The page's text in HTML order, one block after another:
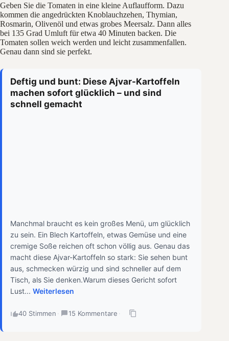
Geben Sie die Tomaten in eine kleine Auflaufform. Dazu
kommen die angedrückten Knoblauchzehen, Thymian,
Rosmarin, Olivenöl und etwas grobes Meersalz. Dann alles
bei 135 Grad Umluft für etwa 40 Minuten backen. Die
Tomaten sollen weich werden und leicht zusammenfallen.
Genau dann sind sie perfekt.
Deftig und bunt: Diese Ajvar-Kartoffeln
machen sofort glücklich – und sind
schnell gemacht
Manchmal braucht es kein großes Menü, um glücklich
zu sein. Ein Blech Kartoffeln, etwas Gemüse und eine
cremige Soße reichen oft schon völlig aus. Genau das
macht diese Ajvar-Kartoffeln so stark: Sie sehen bunt
aus, schmecken würzig und sind schneller auf dem
Tisch, als Sie denken.Warum dieses Gericht sofort
Lust... Weiterlesen
40 Stimmen · 15 Kommentare ·